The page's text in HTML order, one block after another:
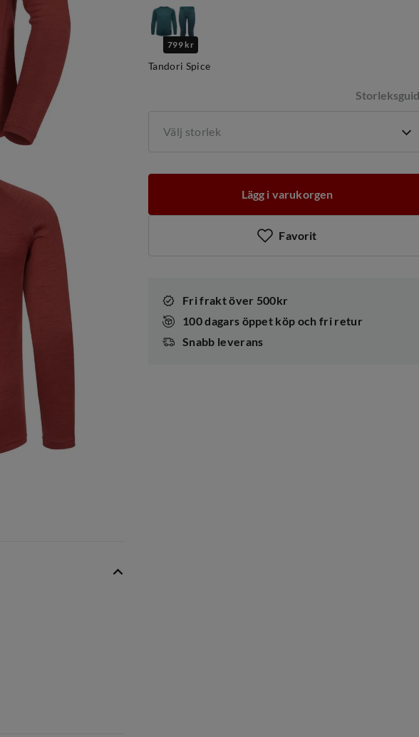
799 kr
Tandori Spice
Välj storlek
Lägg i varukorgen
Favorit
Fri frakt över 500kr
100 dagars öppet köp och fri retur
Snabb leverans